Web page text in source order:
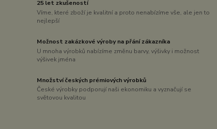
25 let zkušeností
Víme, které zboží je kvalitní a proto nenabízíme vše, ale jen to
nejlepší
Možnost zakázkové výroby na přání zákazníka
U mnoha výrobků nabízíme změnu barvy, výšivky i možnost
výšivek jména
Množství českých prémiových výrobků
České výrobky podporují naši ekonomiku a vyznačují se
světovou kvalitou